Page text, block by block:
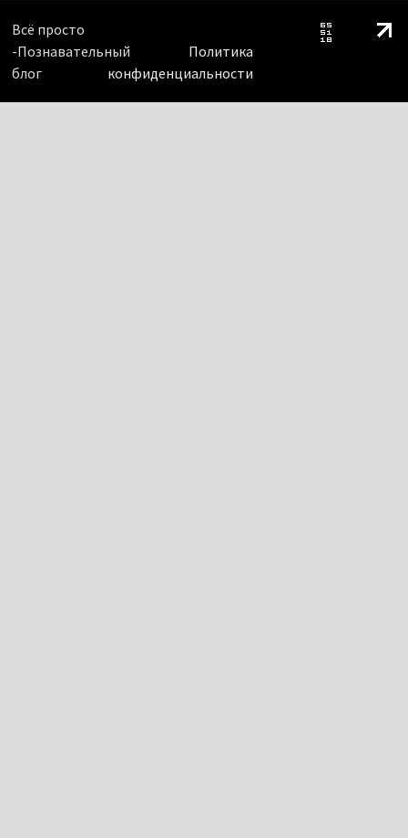
Всё просто
-Познавательный
блог
Политика
конфиденциальности